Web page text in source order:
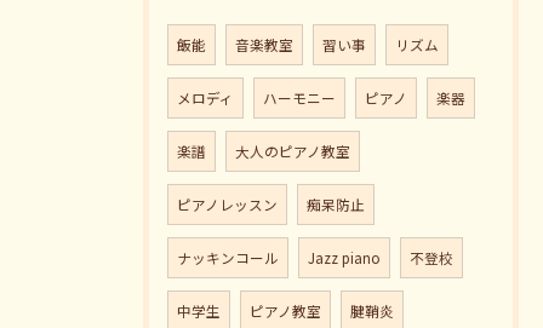
飯能 音楽教室 習い事 リズム
メロディ ハーモニー ピアノ 楽器
楽譜 大人のピアノ教室
ピアノレッスン 痴呆防止
ナッキンコール Jazz piano 不登校
中学生 ピアノ教室 腱鞘炎